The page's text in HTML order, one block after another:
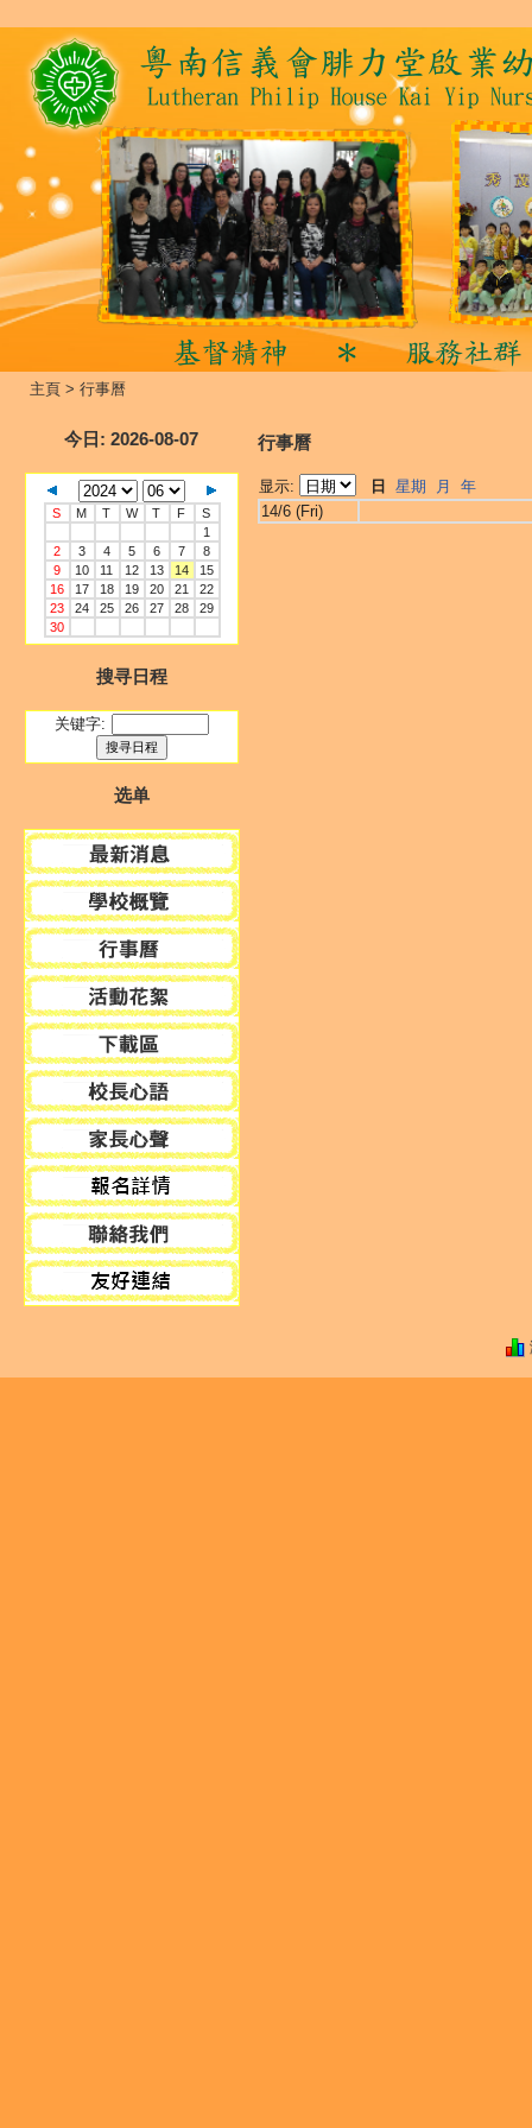
主頁 > 行事曆
今日 : 2026-08-07
S M T W T F
S
1
2
3 4 5 6 7
8
9
10 11 12 13 14
15
16
17 18 19 20 21
22
23
24 25 26 27 28
29
30
搜寻日程
关键字:
选单
行事曆
显示: 日 星期 月
年
14/6 (Fri)